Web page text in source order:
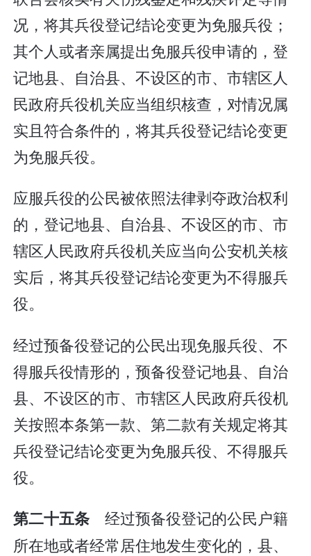
况，将其兵役登记结论变更为免服兵役；
其个人或者亲属提出免服兵役申请的，登
记地县、自治县、不设区的市、市辖区人
民政府兵役机关应当组织核查，对情况属
实且符合条件的，将其兵役登记结论变更
为免服兵役。
应服兵役的公民被依照法律剥夺政治权利
的，登记地县、自治县、不设区的市、市
辖区人民政府兵役机关应当向公安机关核
实后，将其兵役登记结论变更为不得服兵
役。
经过预备役登记的公民出现免服兵役、不
得服兵役情形的，预备役登记地县、自治
县、不设区的市、市辖区人民政府兵役机
关按照本条第一款、第二款有关规定将其
兵役登记结论变更为免服兵役、不得服兵
役。
第二十五条经过预备役登记的公民户籍
所在地或者经常居住地发生变化的，县、